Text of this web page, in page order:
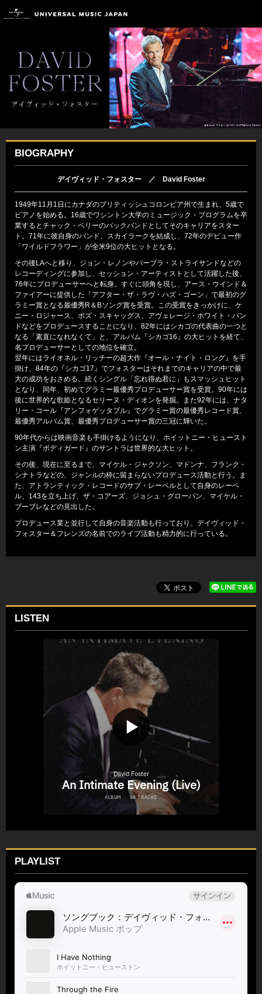
BIOGRAPHY
デイヴィッド・フォスター ／ David Foster
1949年11月1日にカナダのブリティッシュコロンビア州で生まれ、5歳で
ピアノを始める。16歳でワシントン大学のミュージック・プログラムを卒
業するとチャック・ベリーのバックバンドとしてそのキャリアをスター
ト。71年に彼自身のバンド、スカイラークを結成し、72年のデビュー作
「ワイルドフラワー」が全米9位の大ヒットとなる。
その後LAへと移り、ジョン・レノンやバーブラ・ストライサンドなどの
レコーディングに参加し、セッション・アーティストとして活躍した後、
76年にプロデューサーへと転身。すぐに頭角を現し、アース・ウインド＆
ファイアーに提供した「アフター・ザ・ラヴ・ハズ・ゴーン」で最初のグ
ラミー賞となる最優秀R＆Bソング賞を受賞。この受賞をきっかけに、ケ
ニー・ロジャース、ボズ・スキャッグス、アヴェレージ・ホワイト・バン
ドなどをプロデュースすることになり、82年にはシカゴの代表曲の一つと
なる「素直になれなくて」と、アルバム『シカゴ16』の大ヒットを経て、
名プロデューサーとしての地位を確立。
翌年にはライオネル・リッチーの超大作『オール・ナイト・ロング』を手
掛け、84年の『シカゴ17』でフォスターはそれまでのキャリアの中で最
大の成功をおさめる。続くシングル「忘れ得ぬ君に」もスマッシュヒット
となり、同年、初めてグラミー最優秀プロデューサー賞を受賞。90年には
後に世界的な歌姫となるセリーヌ・ディオンを発掘。また92年には、ナタ
リー・コール『アンフォゲッタブル』でグラミー賞の最優秀レコード賞、
最優秀アルバム賞、最優秀プロデューサー賞の三冠に輝いた。
90年代からは映画音楽も手掛けるようになり、ホイットニー・ヒュースト
ン主演『ボディガード』のサントラは世界的な大ヒット。
その後、現在に至るまで、マイケル・ジャクソン、マドンナ、フランク・
シナトラなどの、ジャンルの枠に留まらないプロデュース活動と行う。ま
た、アトランティック・レコードのサブ・レーベルとして自身のレーベ
ル、143を立ち上げ、ザ・コアーズ、ジョシュ・グローバン、マイケル・
ブーブレなどの見出した。
プロデュース業と並行して自身の音楽活動も行っており、デイヴィッド・
フォスター＆フレンズの名前でのライブ活動も精力的に行っている。
LISTEN
PLAYLIST